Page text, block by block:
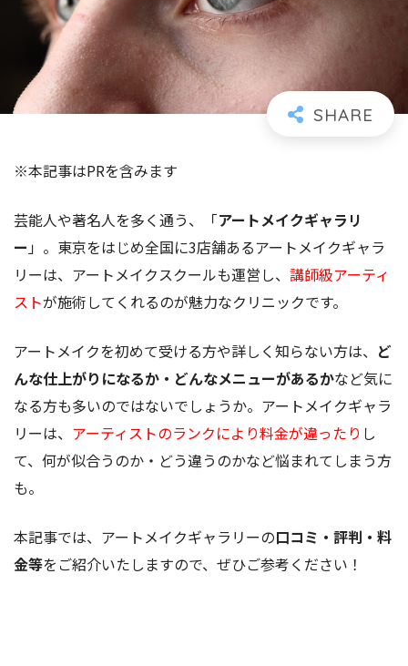
※本記事はPRを含みます
芸能人や著名人を多く通う、「アートメイクギャラリ
ー」。東京をはじめ全国に3店舗あるアートメイクギャラ
リーは、アートメイクスクールも運営し、 講師級アーティ
ストが施術してくれるのが魅力なクリニックです。
アートメイクを初めて受ける方や詳しく知らない方は、 ど
んな仕上がりになるか・どんなメニューがあるかなど気に
なる方も多いのではないでしょうか。アートメイクギャラ
リーは、 アーティストのランクにより料金が違ったり し
て、何が似合うのか・どう違うのかなど悩まれてしまう方
も。
本記事では、アートメイクギャラリーの口コミ・評判・料
金等をご紹介いたしますので、ぜひご参考ください！